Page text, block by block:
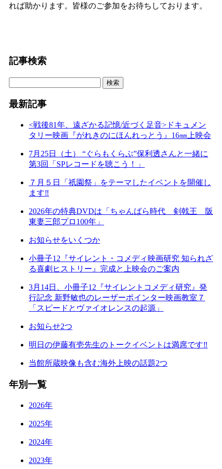
れば助かります。皆様のご参加をお待ちしております。
記事検索
最新記事
<戦後81年、遠ざかる記憶/近づく足音>ドキュメン
タリー映画『がれきのにほんれっとう』16㎜上映会
7月25日（土） “ぐらもくらぶ”保利透さんと一緒に
第3回「SPレコードを聴こう！」
７月５日「祇園祭」をテーマしたイベントを開催し
ます‼
2026年の特典DVDは「ちゃんばら時代 剣戟王 阪
東妻三郎プロ100年」
お知らせをいくつか
小冊子12『サイレント・コメディ映画研究 知られざ
る喜劇ヒストリー』完成と上映会のご案内
3月14日、小冊子12『サイレントコメディ研究』発
行記念 新野敏也のレーザーポインター映画教室７
「スピードとヴァイオレンスの起源」
お知らせ2つ
明日の伊藤有壱先生のトークイベントは満席です‼
当館所蔵映像も含む海外上映の話題2つ
年別一覧
2026年
2025年
2024年
2023年